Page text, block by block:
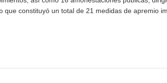
que constituyó un total de 21 medidas de apremio